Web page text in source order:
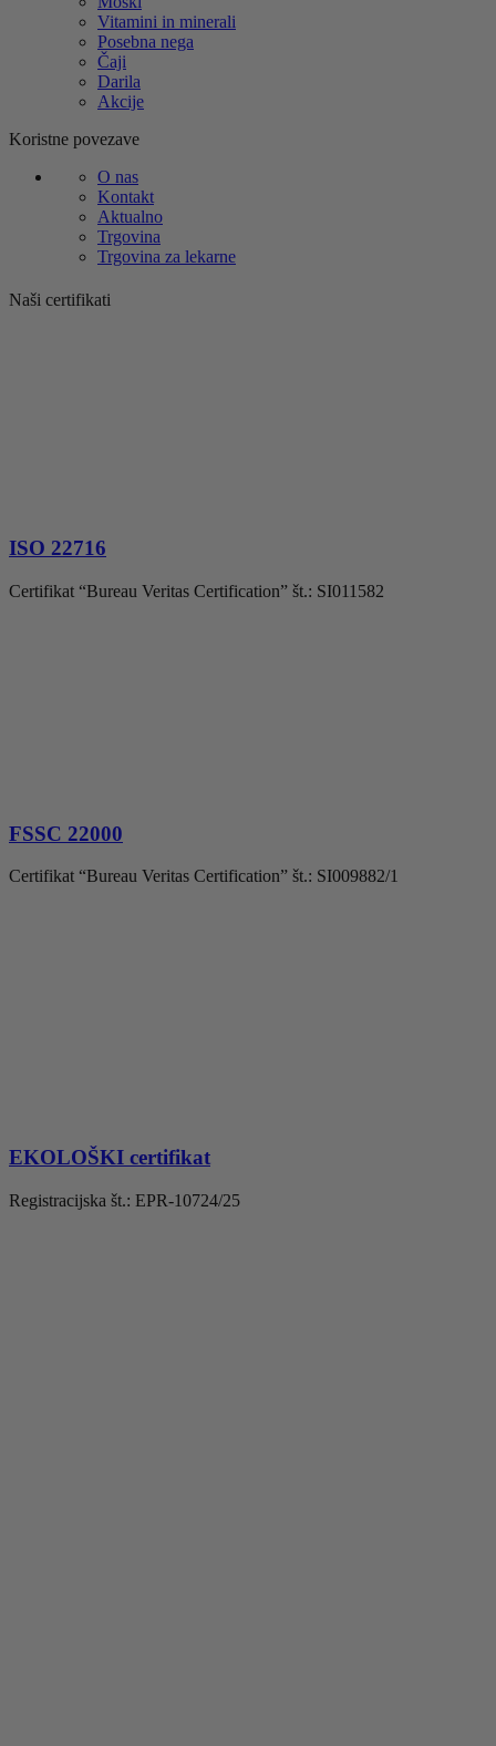
Vitamini in minerali
Posebna nega
Čaji
Darila
Akcije
Koristne povezave
O nas
Kontakt
Aktualno
Trgovina
Trgovina za lekarne
Naši certifikati
ISO 22716
Certifikat “Bureau Veritas Certification” št.: SI011582
FSSC 22000
Certifikat “Bureau Veritas Certification” št.: SI009882/1
EKOLOŠKI certifikat
Registracijska št.: EPR-10724/25